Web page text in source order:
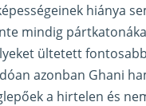
hiánya
mindig
ültetett
azonban Ghani
a hirtelen és